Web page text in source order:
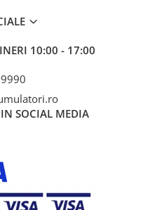
10:00 - 17:00
SOCIAL MEDIA